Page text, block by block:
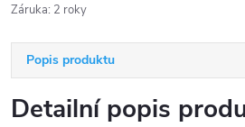
Záruka: 2 roky
Popis produktu
Detailní popis